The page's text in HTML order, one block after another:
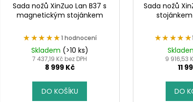
Sada nožů XinZuo Lan B37 s
magnetickým stojánkem
★★★★★
★★★★★1 hodnocení
Skladem (>10 ks)
7 437,19 Kč bez DPH
8 999 Kč
DO KOŠÍKU
Sada nožů
★★★★★
★★★★★
9 916,53
11
DO